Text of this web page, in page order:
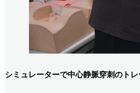
シミュレーターで中心静脈穿刺のト